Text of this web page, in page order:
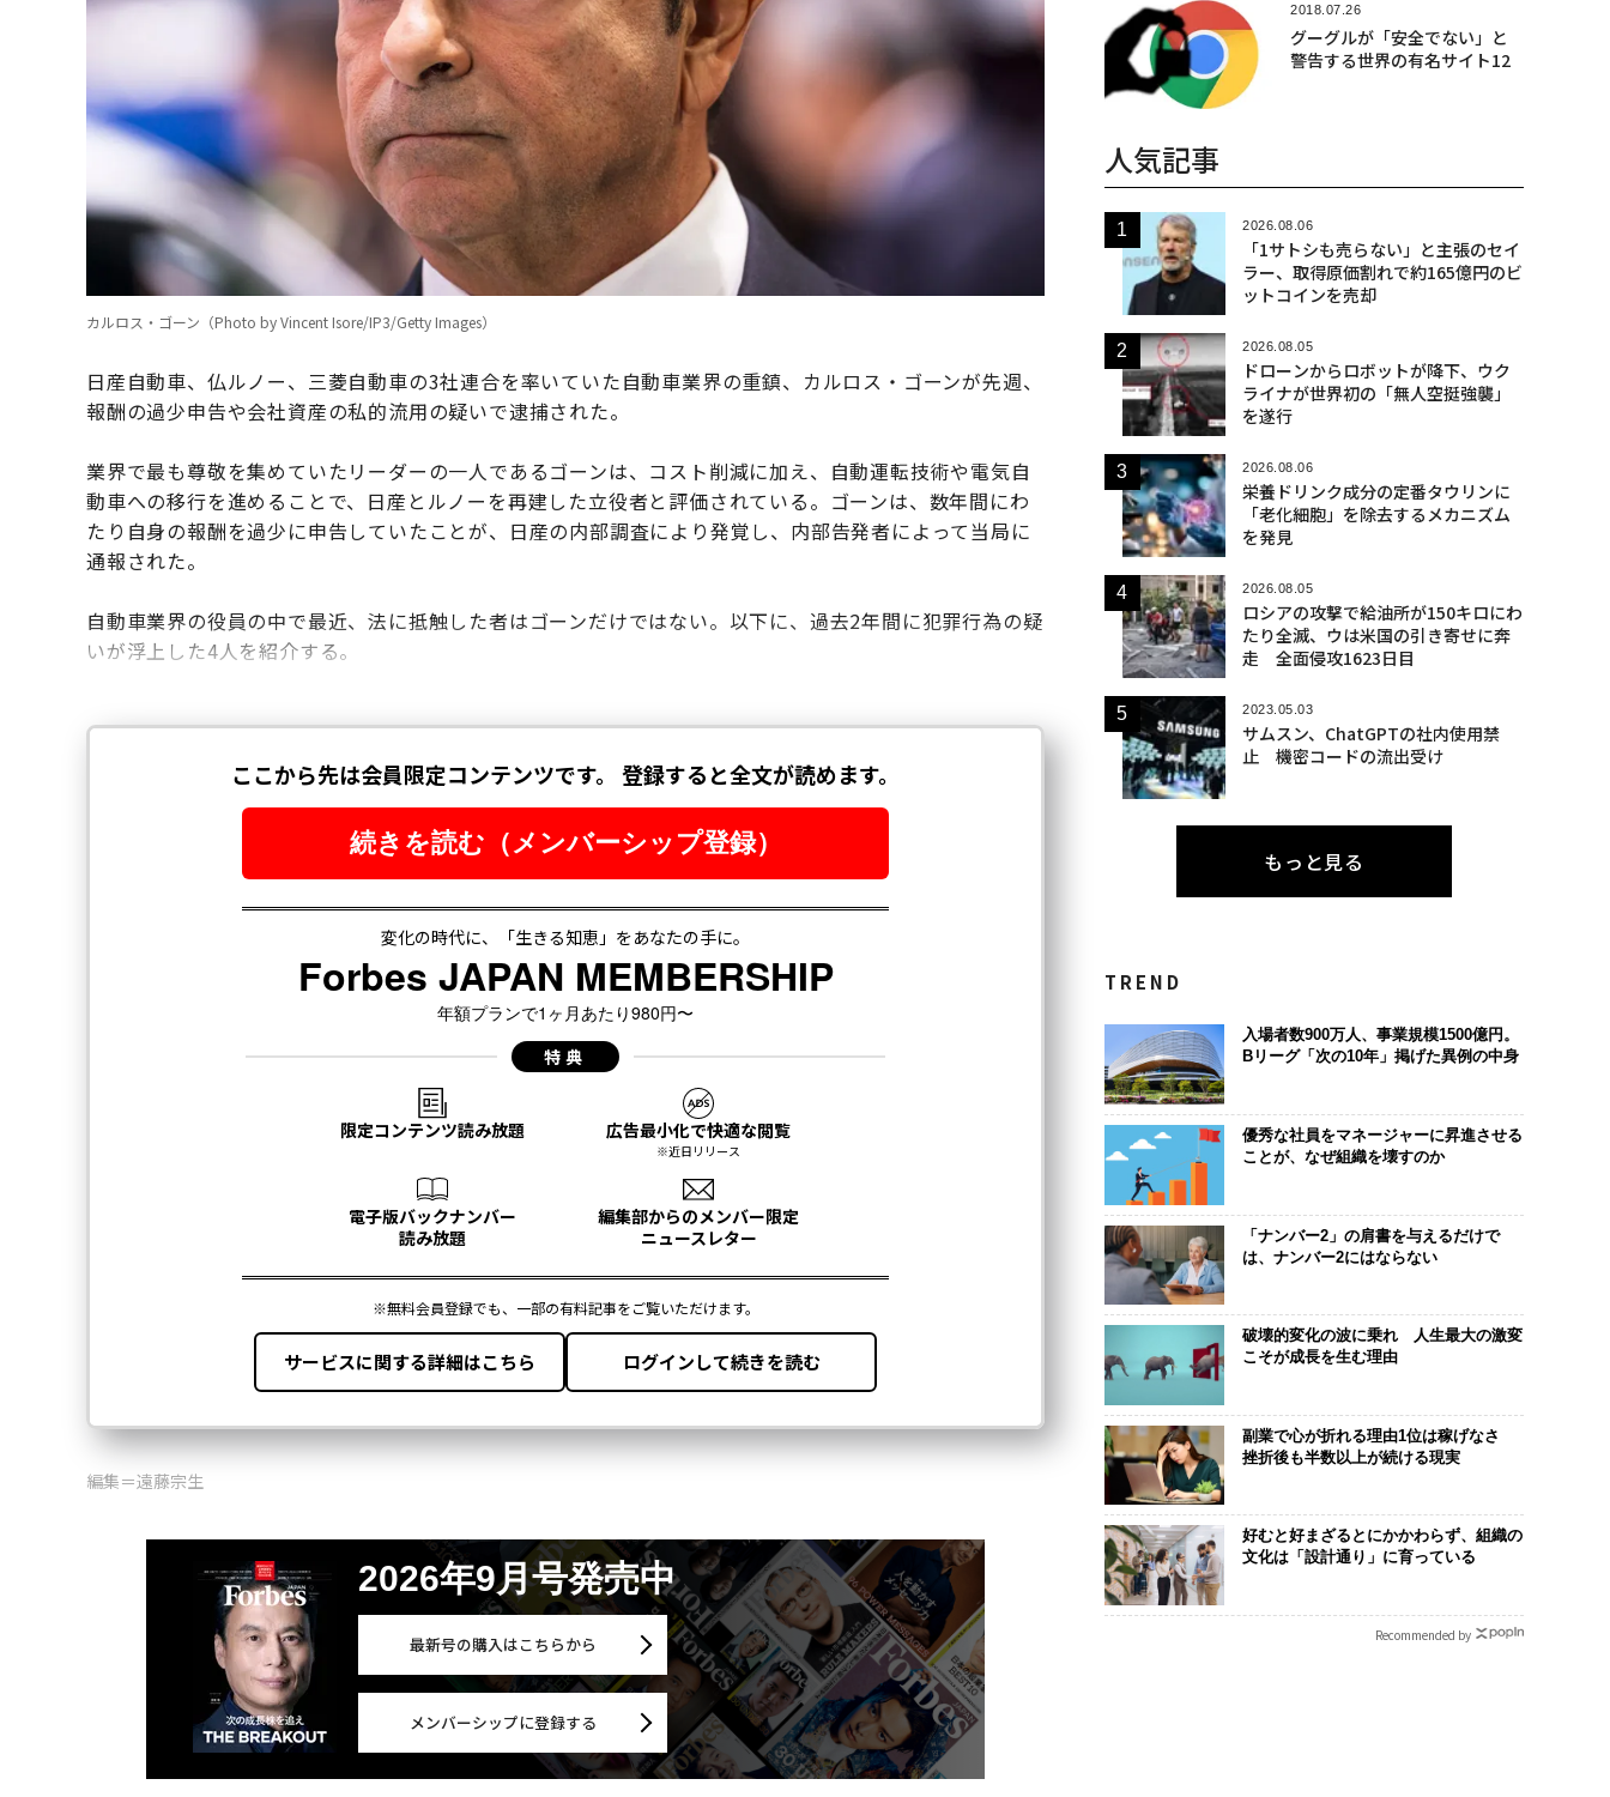
カルロス・ゴーン（Photo by Vincent Isore/IP3/Getty Images）
日産自動車、仏ルノー、三菱自動車の3社連合を率いていた自動車業界の重鎮、カルロス・ゴーンが先週、
報酬の過少申告や会社資産の私的流用の疑いで逮捕された。
業界で最も尊敬を集めていたリーダーの一人であるゴーンは、コスト削減に加え、自動運転技術や電気自
動車への移行を進めることで、日産とルノーを再建した立役者と評価されている。ゴーンは、数年間にわ
たり自身の報酬を過少に申告していたことが、日産の内部調査により発覚し、内部告発者によって当局に
通報された。
自動車業界の役員の中で最近、法に抵触した者はゴーンだけではない。以下に、過去2年間に犯罪行為の疑
いが浮上した4人を紹介する。
編集＝遠藤宗生
2026年9月号発売中
最新号の購入はこちらから
メンバーシップに登録する
2018.07.26
グーグルが「安全でない」と
警告する世界の有名サイト12
人気記事
2026.08.06
「1サトシも売らない」と主張のセイ
ラー、取得原価割れで約165億円のビ
ットコインを売却
2026.08.05
ドローンからロボットが降下、ウク
ライナが世界初の「無人空挺強襲」
を遂行
2026.08.06
栄養ドリンク成分の定番タウリンに
「老化細胞」を除去するメカニズム
を発見
2026.08.05
ロシアの攻撃で給油所が150キロにわ
たり全滅、ウは米国の引き寄せに奔
走 全面侵攻1623日目
2023.05.03
サムスン、ChatGPTの社内使用禁
止 機密コードの流出受け
もっと見る
TREND
入場者数900万人、事業規模1500億円。
Bリーグ「次の10年」掲げた異例の中身
優秀な社員をマネージャーに昇進させる
ことが、なぜ組織を壊すのか
「ナンバー2」の肩書を与えるだけで
は、ナンバー2にはならない
破壊的変化の波に乗れ 人生最大の激変
こそが成長を生む理由
副業で心が折れる理由1位は稼げなさ
挫折後も半数以上が続ける現実
好むと好まざるとにかかわらず、組織の
文化は「設計通り」に育っている
Recommended by